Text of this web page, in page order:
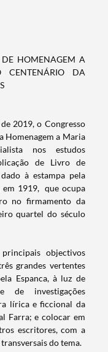
HOMENAGEM A
DA
2019, o Congresso
Homenagem a Maria
nos estudos
de Livro de
à estampa pela
em 1919, que ocupa
no firmamento da
quartel do século
objectivos
grandes vertentes
Espanca, à luz de
de investigações
lírica e ficcional da
Farra; e colocar em
escritores, com a
do tema.